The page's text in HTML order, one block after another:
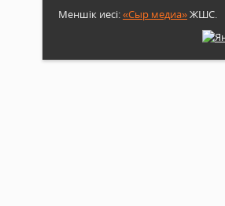
Меншік иесі:«Сыр медиа»ЖШС.